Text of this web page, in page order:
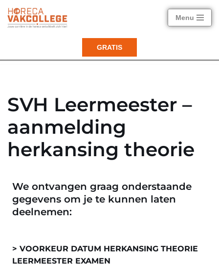
Ga
inhoud
Menu
GRATIS
SVH Leermeester –
aanmelding
herkansing theorie
We ontvangen graag onderstaande
gegevens om je te kunnen laten
deelnemen:
> VOORKEUR DATUM HERKANSING THEORIE
LEERMEESTER EXAMEN